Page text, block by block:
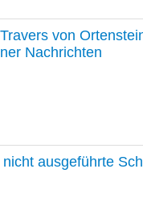
von
Nachrichten
ausgeführte